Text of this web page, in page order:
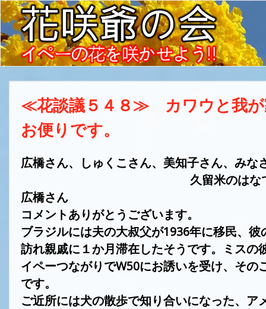
≪花談議５４８≫ カワウと我
お便りです。
広橋さん、しゅくこさん、美知子さん、みな
久留米のはなで
広橋さん
コメントありがとうございます。
ブラジルには夫の大叔父が1936年に移民、彼
訪れ親戚に１か月滞在したそうです。ミスの
イペーつながりでW50にお誘いを受け、その
です。
ご近所には犬の散歩で知り合いになった、